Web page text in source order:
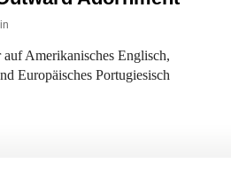
Amerikanisches Englisch,
Europäisches Portugiesisch